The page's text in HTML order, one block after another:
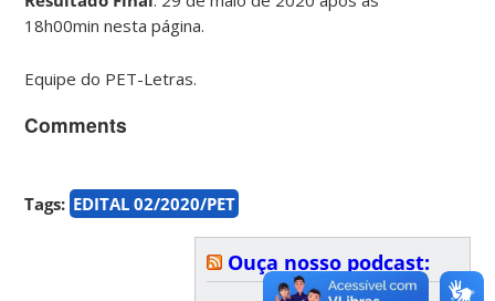
18h00min nesta página.
Equipe do PET-Letras.
Comments
Tags: EDITAL 02/2020/PET
Ouça nosso podcast: